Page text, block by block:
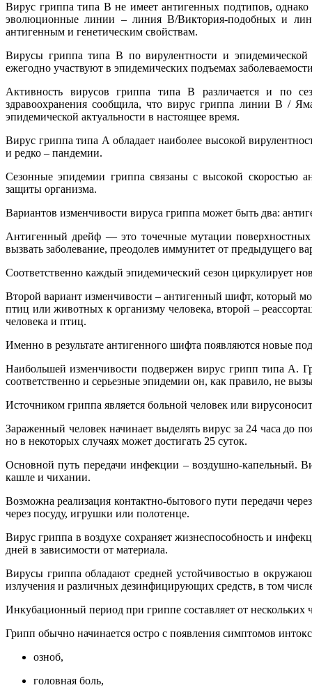
Вирус гриппа типа В не имеет антигенных подтипов,
эволюционные линии – линия В/Виктория-подобных и
антигенным и генетическим свойствам.
Вирусы гриппа типа В по вирулентности и
ежегодно участвуют в эпидемических подъемах
Активность вирусов гриппа типа В различается и по
здравоохранения сообщила, что вирус гриппа линии B /
эпидемической актуальности в настоящее время.
Вирус гриппа типа А обладает наиболее высокой
и редко – пандемии.
Сезонные эпидемии гриппа связаны с высокой скоростью
защиты организма.
Вариантов изменчивости вируса гриппа может быть два:
Антигенный дрейф — это точечные мутации
вызвать заболевание, преодолев иммунитет от предыдущего
Соответственно каждый эпидемический сезон циркулирует
Второй вариант изменчивости – антигенный шифт, который
птиц или животных к организму человека, второй –
человека и птиц.
Именно в результате антигенного шифта появляются новые
Наибольшей изменчивости подвержен вирус грипп типа А.
соответственно и серьезные эпидемии он, как правило, не
Источником гриппа является больной человек или
Зараженный человек начинает выделять вирус за 24 часа до
но в некоторых случаях может достигать 25 суток.
Основной путь передачи инфекции – воздушно-капельный.
кашле и чихании.
Возможна реализация контактно-бытового пути передачи
через посуду, игрушки или полотенце.
Вирус гриппа в воздухе сохраняет жизнеспособность и
дней в зависимости от материала.
Вирусы гриппа обладают средней устойчивостью в
излучения и различных дезинфицирующих средств, в том
Инкубационный период при гриппе составляет от нескольких
Грипп обычно начинается остро с появления симптомов
озноб,
головная боль,